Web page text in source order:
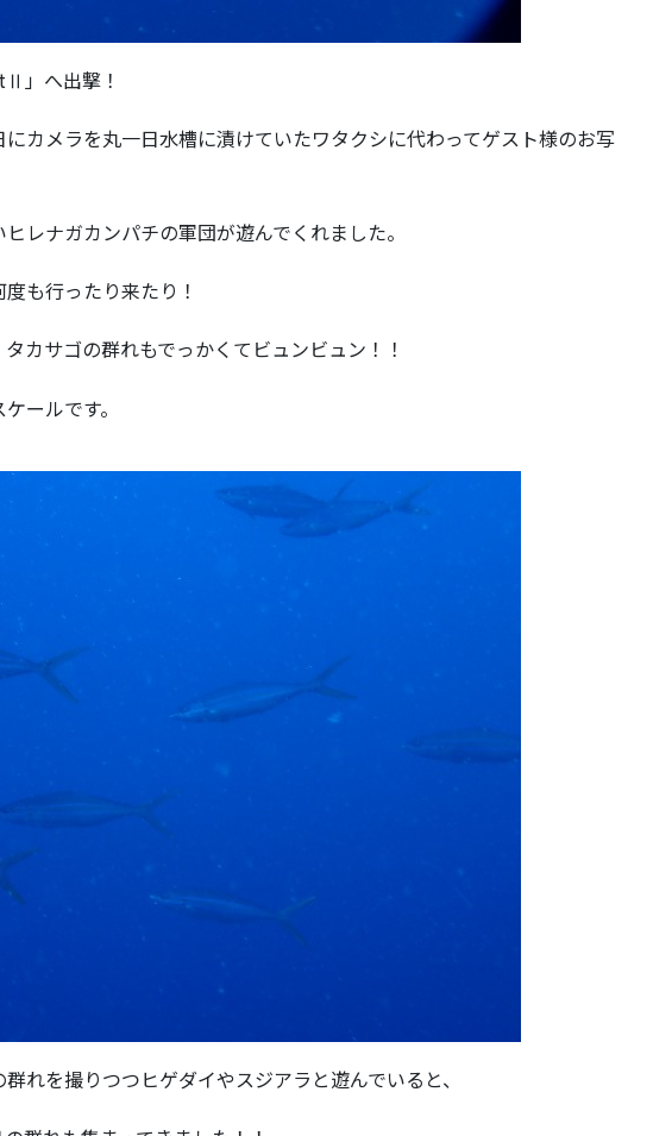
」へ出撃！
カメラを丸一日水槽に漬けていたワタクシに代わってゲスト様のお写
レナガカンパチの軍団が遊んでくれました。
も行ったり来たり！
カサゴの群れもでっかくてビュンビュン！！
ールです。
れを撮りつつヒゲダイやスジアラと遊んでいると、